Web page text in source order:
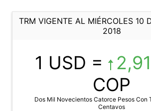
TRM VIGENTE AL MIÉRCOLES 10
2018
1 USD =
COP
Dos Mil Novecientos Catorce Pesos Con
Centavos